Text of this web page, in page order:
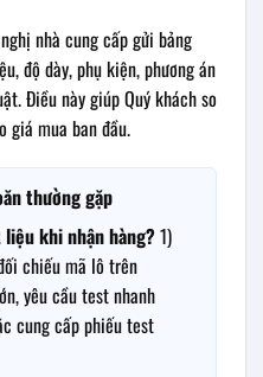
nhà cung cấp gửi bảng
độ dày, phụ kiện, phương án
Điều này giúp Quý khách so
giá mua ban đầu.
thường gặp
liệu khi nhận hàng?1)
chiếu mã lô trên
yêu cầu test nhanh
cung cấp phiếu test